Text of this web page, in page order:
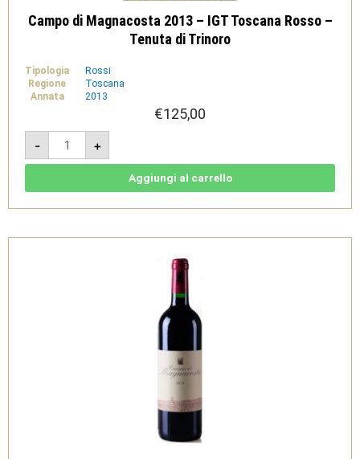
Campo di Magnacosta 2013 – IGT Toscana Rosso –
Tenuta di Trinoro
Tipologia
Rossi
Regione
Toscana
Annata
2013
€125,00
-
Campo
Magnacosta
2013
Rosso
di
+
Aggiungi al carrello